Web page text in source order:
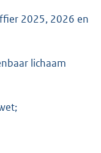
2025, 2026 en
lichaam